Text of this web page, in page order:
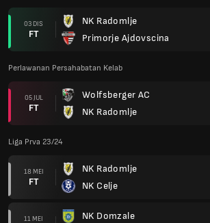
03 DIS
FT
NK Radomlje
Primorje Ajdovscina
Perlawanan Persahabatan Kelab
05 JUL
FT
Wolfsberger AC
NK Radomlje
Liga Prva 23/24
18 MEI
FT
NK Radomlje
NK Celje
11 MEI
NK Domzale